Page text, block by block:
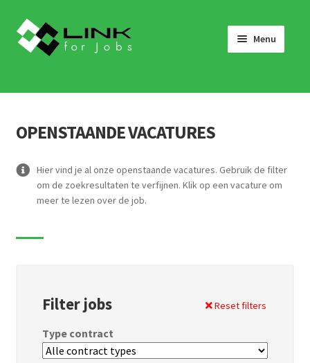
to
navigation
to
content
Menu
LINK 4 JOBS VOOR BEDRIJVEN
OVER ONS
OPENSTAANDE VACATURES
Hier vind je al onze openstaande vacatures. Gebruik de filter
om de zoekresultaten te verfijnen. Klik op een vacature om
meer te lezen over de job.
Filter jobs Reset filters
Type contract